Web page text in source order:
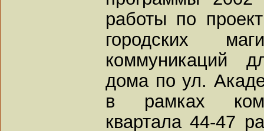
работы по
городских
коммуникаций
дома по ул.
в рамках
квартала 44-47